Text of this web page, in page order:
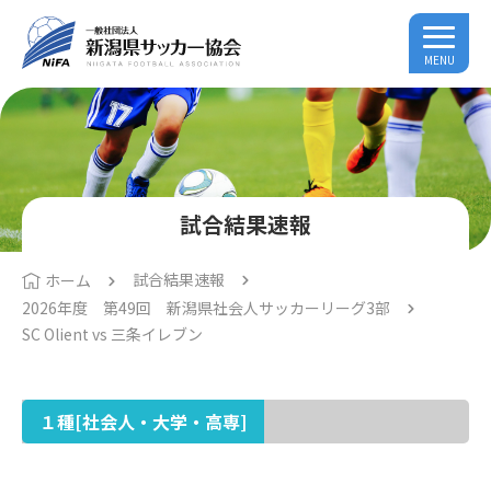
MENU
試合結果速報
ホーム
試合結果速報
2026年度 第49回 新潟県社会人サッカーリーグ3部
SC Olient vs 三条イレブン
１種[社会人・大学・高専]